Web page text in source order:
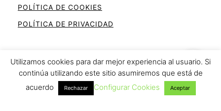
POLÍTICA DE COOKIES
POLÍTICA DE PRIVACIDAD
Ahorra en la cesta de la compra
Utilizamos cookies para dar mejor experiencia al usuario. Si
continúa utilizando este sitio asumiremos que está de
acuerdo
Rechazar Configurar Cookies Aceptar